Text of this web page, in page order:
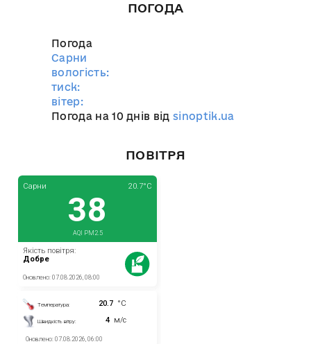
ПОГОДА
Погода
Сарни
вологість:
тиск:
вітер:
Погода на 10 днів відsinoptik.ua
ПОВІТРЯ